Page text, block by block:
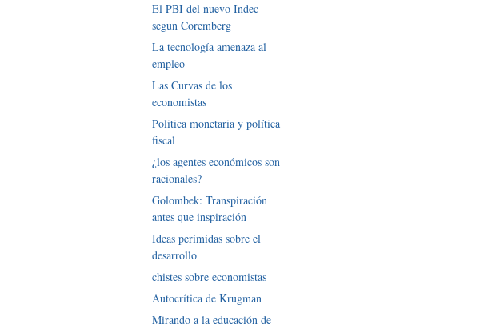
El PBI del nuevo Indec
segun Coremberg
La tecnología amenaza al
empleo
Las Curvas de los
economistas
Politica monetaria y política
fiscal
¿los agentes económicos son
racionales?
Golombek: Transpiración
antes que inspiración
Ideas perimidas sobre el
desarrollo
chistes sobre economistas
Autocrítica de Krugman
Mirando a la educación de